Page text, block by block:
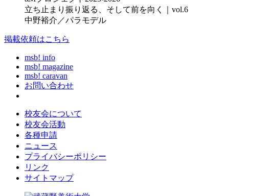
立ち止まり振り返る、そして前を向く｜vol.6
中野裕介／パラモデル
掲載依頼はこちら
msb! info
msb! magazine
msb! caravan
お問い合わせ
校友会について
校友会活動
各種申請
ニュース
プライバシーポリシー
リンク
サイトマップ